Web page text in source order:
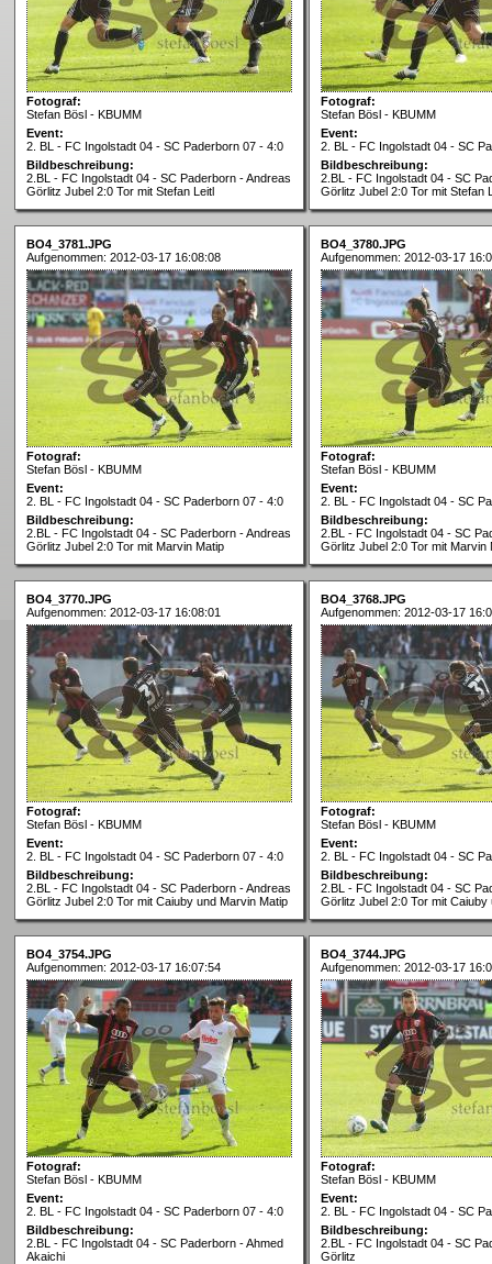
Fotograf:
Stefan Bösl - KBUMM
Event:
2. BL - FC Ingolstadt 04 - SC Paderborn 07 - 4:0
Bildbeschreibung:
2.BL - FC Ingolstadt 04 - SC Paderborn - Andreas
Görlitz Jubel 2:0 Tor mit Stefan Leitl
Fotograf:
Stefan Bösl - KBUMM
Event:
2. BL - FC Ingolstadt 04 - SC
Bildbeschreibung:
2.BL - FC Ingolstadt 04 - SC
Görlitz Jubel 2:0 Tor mit Stefan
BO4_3781.JPG
Aufgenommen: 2012-03-17 16:08:08
Fotograf:
Stefan Bösl - KBUMM
Event:
2. BL - FC Ingolstadt 04 - SC Paderborn 07 - 4:0
Bildbeschreibung:
2.BL - FC Ingolstadt 04 - SC Paderborn - Andreas
Görlitz Jubel 2:0 Tor mit Marvin Matip
BO4_3780.JPG
Aufgenommen: 2012-03-17
Fotograf:
Stefan Bösl - KBUMM
Event:
2. BL - FC Ingolstadt 04 - SC
Bildbeschreibung:
2.BL - FC Ingolstadt 04 - SC
Görlitz Jubel 2:0 Tor mit Marvin
BO4_3770.JPG
Aufgenommen: 2012-03-17 16:08:01
Fotograf:
Stefan Bösl - KBUMM
Event:
2. BL - FC Ingolstadt 04 - SC Paderborn 07 - 4:0
Bildbeschreibung:
2.BL - FC Ingolstadt 04 - SC Paderborn - Andreas
Görlitz Jubel 2:0 Tor mit Caiuby und Marvin Matip
BO4_3768.JPG
Aufgenommen: 2012-03-17
Fotograf:
Stefan Bösl - KBUMM
Event:
2. BL - FC Ingolstadt 04 - SC
Bildbeschreibung:
2.BL - FC Ingolstadt 04 - SC
Görlitz Jubel 2:0 Tor mit Caiuby
BO4_3754.JPG
Aufgenommen: 2012-03-17 16:07:54
Fotograf:
Stefan Bösl - KBUMM
Event:
2. BL - FC Ingolstadt 04 - SC Paderborn 07 - 4:0
Bildbeschreibung:
2.BL - FC Ingolstadt 04 - SC Paderborn - Ahmed
Akaichi
BO4_3744.JPG
Aufgenommen: 2012-03-17
Fotograf:
Stefan Bösl - KBUMM
Event:
2. BL - FC Ingolstadt 04 - SC
Bildbeschreibung:
2.BL - FC Ingolstadt 04 - SC
Görlitz